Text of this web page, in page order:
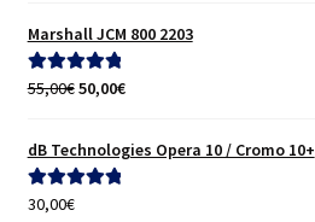
original
era:
actual
Marshall JCM 800 2203
Valorado con
55,00€El
original
era:
50,00€El
actual
es:
dB Technologies Opera 10 / Cromo 10+
Valorado con
30,00€